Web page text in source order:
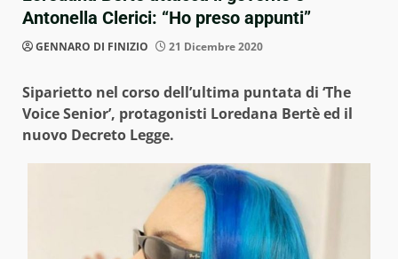
Antonella Clerici: “Ho preso appunti”
GENNARO DI FINIZIO 21 Dicembre 2020
Siparietto nel corso dell’ultima puntata di ‘The
Voice Senior’, protagonisti Loredana Bertè ed il
nuovo Decreto Legge.